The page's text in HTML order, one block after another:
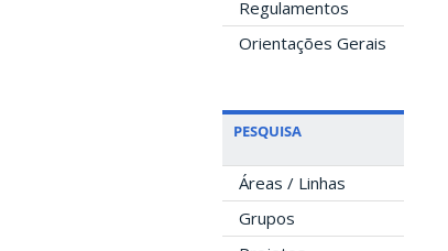
Regulamentos
Orientações Gerais
PESQUISA
Áreas / Linhas
Grupos